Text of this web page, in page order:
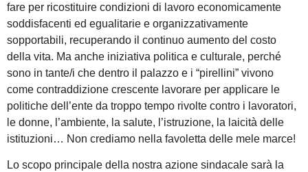
fare per ricostituire condizioni di lavoro economicamente
soddisfacenti ed egualitarie e organizzativamente
sopportabili, recuperando il continuo aumento del costo
della vita. Ma anche iniziativa politica e culturale, perché
sono in tante/i che dentro il palazzo e i “pirellini” vivono
come contraddizione crescente lavorare per applicare le
politiche dell’ente da troppo tempo rivolte contro i lavoratori,
le donne, l’ambiente, la salute, l’istruzione, la laicità delle
istituzioni… Non crediamo nella favoletta delle mele marce!
Lo scopo principale della nostra azione sindacale sarà la